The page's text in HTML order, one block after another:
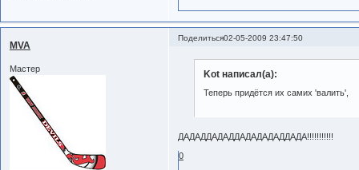
Поделиться02-05-2009 23:47:50
MVA
Мастер Kot написал(а):
Теперь придётся их самих 'валить',
ДАДАДДАДАДДАДАДАДАДДАДА!!!!!!!!!!!
0